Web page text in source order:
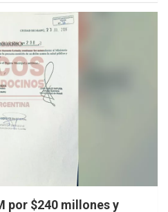
por $240 millones y